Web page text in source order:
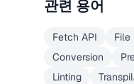
관련 용어
Fetch API File
Conversion
Linting